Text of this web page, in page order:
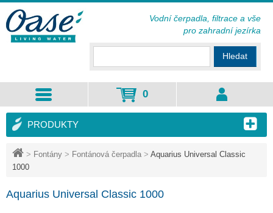
> Fontány > Fontánová čerpadla > Aquarius Universal Classic
1000
Aquarius Universal Classic 1000
PRODUKTY
Hledat
0
Vodní čerpadla, filtrace a vše
pro zahradní jezírka